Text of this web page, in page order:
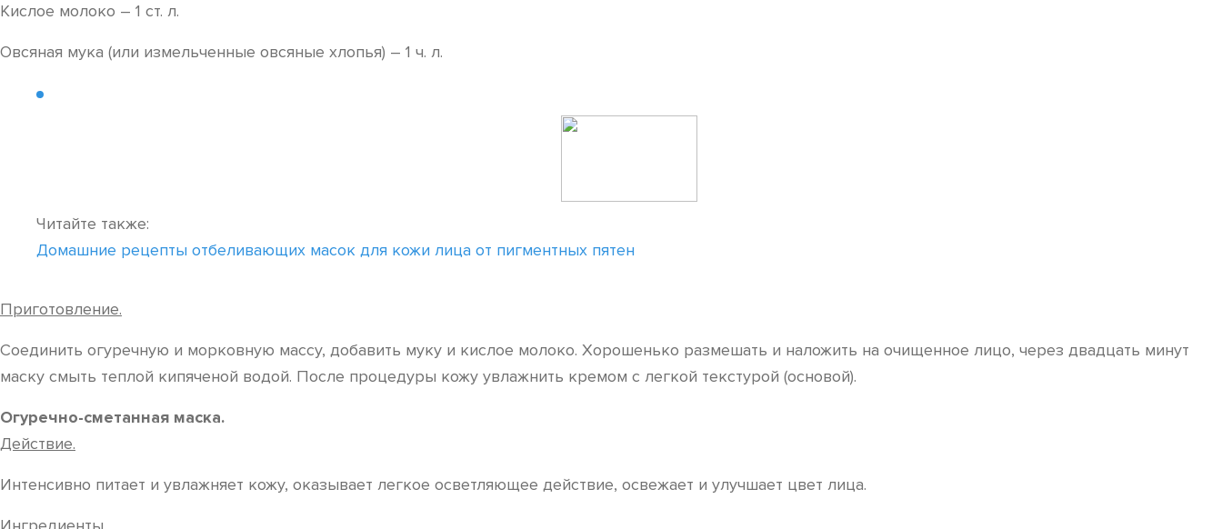
Кислое молоко – 1 ст. л.
Овсяная мука (или измельченные овсяные хлопья) – 1 ч. л.
Читайте также:
Домашние рецепты отбеливающих масок для кожи лица от пигментных пятен
Приготовление.
Соединить огуречную и морковную массу, добавить муку и кислое молоко. Хорошенько размешать и наложить на очищенное лицо, через двадцать минут
маску смыть теплой кипяченой водой. После процедуры кожу увлажнить кремом с легкой текстурой (основой).
Огуречно-сметанная маска.
Действие.
Интенсивно питает и увлажняет кожу, оказывает легкое осветляющее действие, освежает и улучшает цвет лица.